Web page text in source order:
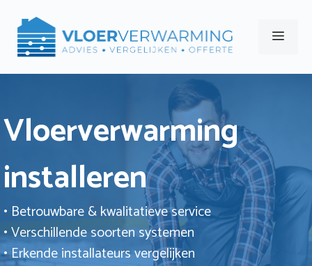
naar
Menu
Vloerverwarming
installeren
• Betrouwbare & kwalitatieve service
• Verschillende soorten systemen
• Erkende installateurs vergelijken